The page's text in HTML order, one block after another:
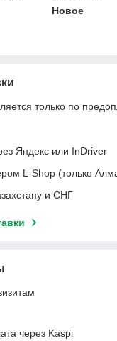
Новое
только по
Яндекс или InDriver
L-Shop (только
и СНГ
через Kaspi